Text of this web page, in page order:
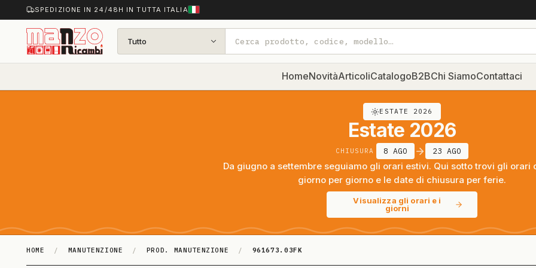
SPEDIZIONE IN 24/48H IN TUTTA ITALIA
Tutto
HomeNovitàArticoliCatalogoB2BChi SiamoContattaci
ESTATE 2026
Estate 2026
CHIUSURA 8 AGO 23 AGO
Da giugno a settembre seguiamo gli orari estivi. Qui sotto trovi gli orari
giorno per giorno e le date di chiusura per ferie.
Visualizza gli orari e i
giorni
HOME / MANUTENZIONE / PROD. MANUTENZIONE / 961673.03FK